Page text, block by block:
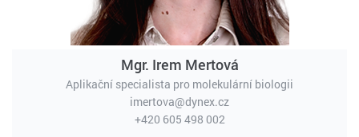
Mgr. Irem Mertová
Aplikační specialista pro molekulární biologii
imertova@dynex.cz
+420 605 498 002